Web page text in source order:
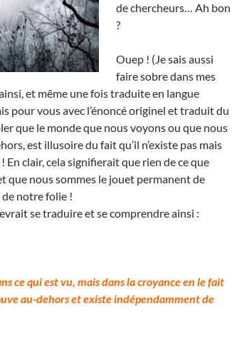
de chercheurs… Ah bon
?
Ouep ! (Je sais aussi
faire sobre dans mes
et même une fois traduite en langue
pour vous avec l’énoncé originel et traduit du
que le monde que nous voyons ou que nous
est illusoire du fait qu’il n’existe pas mais
En clair, cela signifierait que rien de ce que
que nous sommes le jouet permanent de
notre folie !
se traduire et se comprendre ainsi :
ce qui est vu, mais dans la croyance en le fait
au-dehors et existe indépendamment de